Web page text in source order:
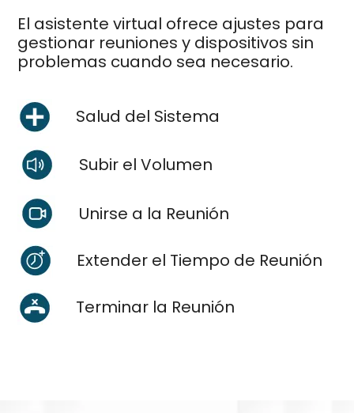
El asistente virtual ofrece ajustes para
gestionar reuniones y dispositivos sin
problemas cuando sea necesario.
Salud del Sistema
Subir el Volumen
Unirse a la Reunión
Extender el Tiempo de Reunión
Terminar la Reunión